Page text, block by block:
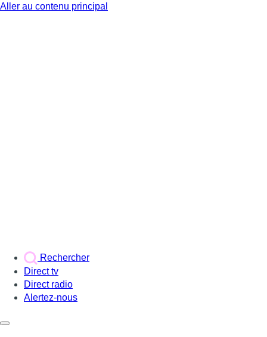
Aller au contenu principal
Rechercher
Direct tv
Direct radio
Alertez-nous